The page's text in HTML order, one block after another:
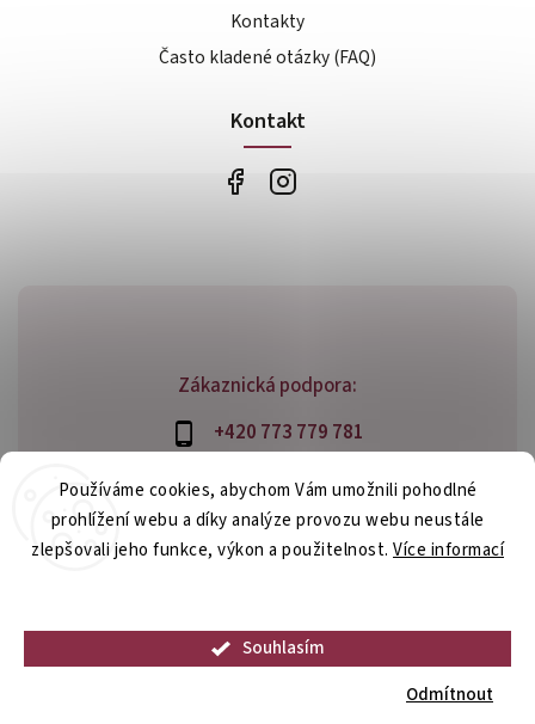
Používáme cookies, abychom Vám umožnili pohodlné
prohlížení webu a díky analýze provozu webu neustále
zlepšovali jeho funkce, výkon a použitelnost. Více informací
Odmítnout
Souhlasím
Zákaznická podpora:
+420 773 779 781
info@bossfood.cz
Kontakty
Často kladené otázky (FAQ)
Kontakt